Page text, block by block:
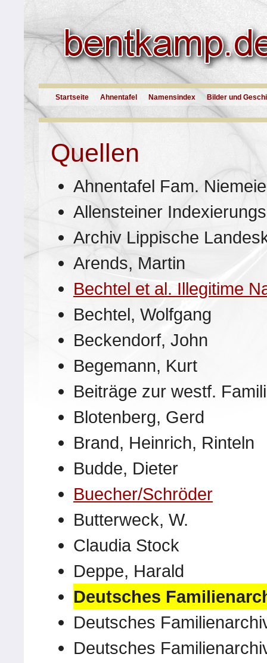
Startseite Ahnentafel Namensindex Bilder und
Quellen
Ahnentafel Fam.
Allensteiner
Archiv Lippische
Arends, Martin
Bechtel et al. Illegitime
Bechtel, Wolfgang
Beckendorf, John
Begemann, Kurt
Beiträge zur westf.
Blotenberg, Gerd
Brand, Heinrich, Rinteln
Budde, Dieter
Buecher/Schröder
Butterweck, W.
Claudia Stock
Deppe, Harald
Deutsches
Deutsches
Deutsches